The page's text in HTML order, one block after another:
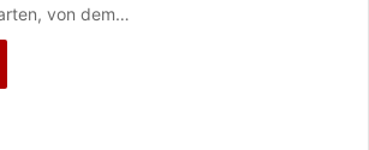
von dem…